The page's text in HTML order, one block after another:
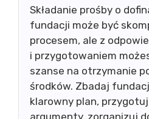
Składanie prośby o
fundacji może być
procesem, ale z
i przygotowaniem
szanse na otrzymanie
środków. Zbadaj
klarowny plan,
argumenty, zorganizuj